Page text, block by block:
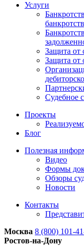
Услуги
Защита от
Защита от
Судебное
Проекты
Блог
Полезная
Видео
Формы
Обзоры
Новости
Контакты
Москва 8 (800) 101-
Ростов-на-Дону